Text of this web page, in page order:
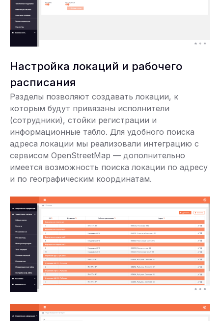
Настройка локаций и рабочего
расписания
Разделы позволяют создавать локации, к
которым будут привязаны исполнители
(сотрудники), стойки регистрации и
информационные табло. Для удобного поиска
адреса локации мы реализовали интеграцию с
сервисом OpenStreetMap — дополнительно
имеется возможность поиска локации по адресу
и по географическим координатам.